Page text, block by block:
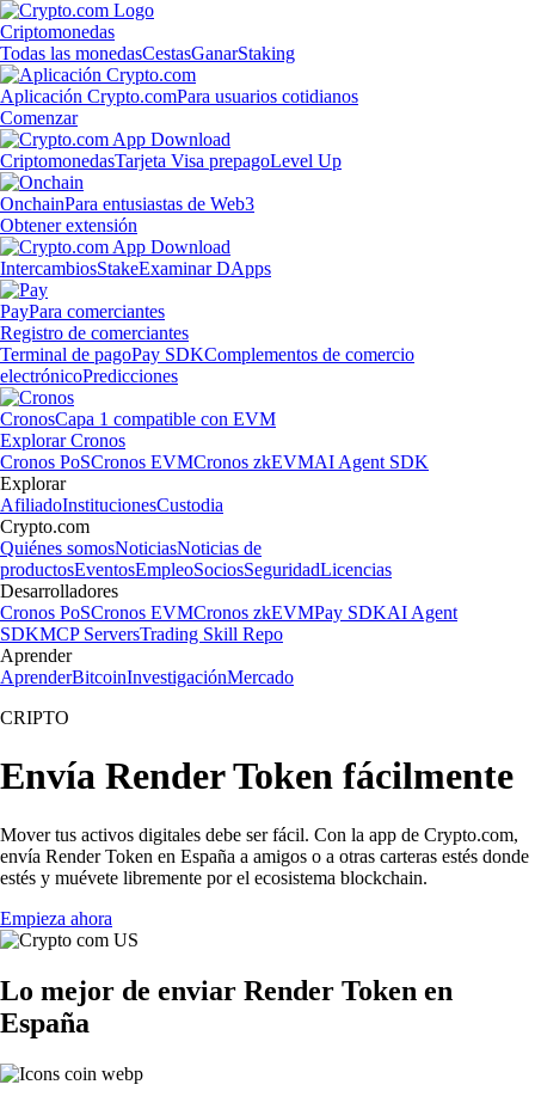
Criptomonedas
Todas las monedasCestasGanarStaking
Aplicación Crypto.comPara usuarios cotidianos
Comenzar
CriptomonedasTarjeta Visa prepagoLevel Up
OnchainPara entusiastas de Web3
Obtener extensión
IntercambiosStakeExaminar DApps
PayPara comerciantes
Registro de comerciantes
Terminal de pagoPay SDKComplementos de comercio
electrónicoPredicciones
CronosCapa 1 compatible con EVM
Explorar Cronos
Cronos PoSCronos EVMCronos zkEVMAI Agent SDK
Explorar
AfiliadoInstitucionesCustodia
Crypto.com
Quiénes somosNoticiasNoticias de
productosEventosEmpleoSociosSeguridadLicencias
Desarrolladores
Cronos PoSCronos EVMCronos zkEVMPay SDKAI Agent
SDKMCP ServersTrading Skill Repo
Aprender
AprenderBitcoinInvestigaciónMercado
CRIPTO
Envía Render Token fácilmente
Mover tus activos digitales debe ser fácil. Con la app de Crypto.com,
envía Render Token en España a amigos o a otras carteras estés donde
estés y muévete libremente por el ecosistema blockchain.
Empieza ahora
Lo mejor de enviar Render Token en
España